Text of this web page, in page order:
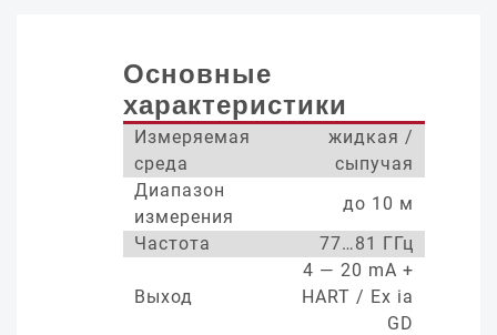
Основные
характеристики
Измеряемая
среда
жидкая /
сыпучая
Диапазон
измерения
до 10 м
Частота
77…81 ГГц
Выход
4 — 20 mA +
HART / Ex ia
GD